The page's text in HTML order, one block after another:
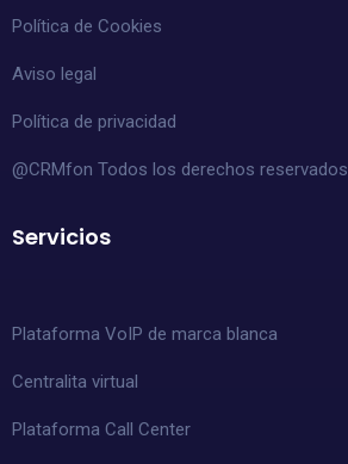
Política de Cookies
Aviso legal
Política de privacidad
@CRMfon Todos los derechos reservados
Servicios
Plataforma VoIP de marca blanca
Centralita virtual
Plataforma Call Center